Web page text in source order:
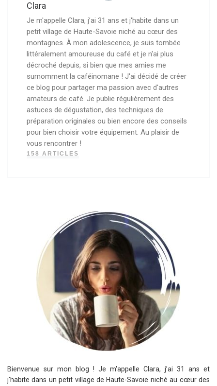
Clara
Je m'appelle Clara, j’ai 31 ans et j'habite dans un
petit village de Haute-Savoie niché au cœur des
montagnes. À mon adolescence, je suis tombée
littéralement amoureuse du café et je n'ai plus
décroché depuis, si bien que mes amies me
surnomment la caféinomane ! J'ai décidé de créer
ce blog pour partager ma passion avec d'autres
amateurs de café. Je publie régulièrement des
astuces de dégustation, des techniques de
préparation originales ou bien encore des conseils
pour bien choisir votre équipement. Au plaisir de
vous rencontrer !
158 ARTICLES
Bienvenue sur mon blog ! Je m'appelle Clara, j’ai 31 ans et
j'habite dans un petit village de Haute-Savoie niché au cœur des